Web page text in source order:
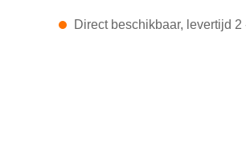
Direct beschikbaar, levertijd 2